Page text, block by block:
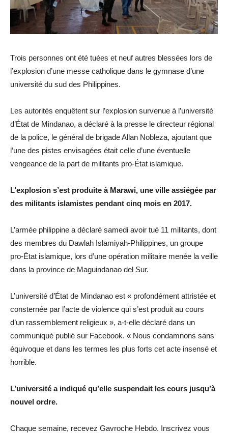
Trois personnes ont été tuées et neuf autres blessées lors de
l’explosion d’une messe catholique dans le gymnase d’une
université du sud des Philippines.
Les autorités enquêtent sur l’explosion survenue à l’université
d’État de Mindanao, a déclaré à la presse le directeur régional
de la police, le général de brigade Allan Nobleza, ajoutant que
l’une des pistes envisagées était celle d’une éventuelle
vengeance de la part de militants pro-État islamique.
L’explosion s’est produite à Marawi, une ville assiégée par
des militants islamistes pendant cinq mois en 2017.
L’armée philippine a déclaré samedi avoir tué 11 militants, dont
des membres du Dawlah Islamiyah-Philippines, un groupe
pro-État islamique, lors d’une opération militaire menée la veille
dans la province de Maguindanao del Sur.
L’université d’État de Mindanao est « profondément attristée et
consternée par l’acte de violence qui s’est produit au cours
d’un rassemblement religieux », a-t-elle déclaré dans un
communiqué publié sur Facebook. « Nous condamnons sans
équivoque et dans les termes les plus forts cet acte insensé et
horrible.
L’université a indiqué qu’elle suspendait les cours jusqu’à
nouvel ordre.
Chaque semaine, recevez Gavroche Hebdo. Inscrivez vous